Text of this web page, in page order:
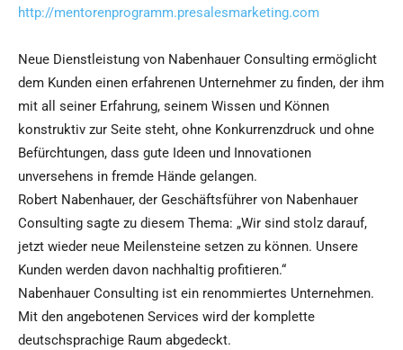
http://mentorenprogramm.presalesmarketing.com
Neue Dienstleistung von Nabenhauer Consulting ermöglicht
dem Kunden einen erfahrenen Unternehmer zu finden, der ihm
mit all seiner Erfahrung, seinem Wissen und Können
konstruktiv zur Seite steht, ohne Konkurrenzdruck und ohne
Befürchtungen, dass gute Ideen und Innovationen
unversehens in fremde Hände gelangen.
Robert Nabenhauer, der Geschäftsführer von Nabenhauer
Consulting sagte zu diesem Thema: „Wir sind stolz darauf,
jetzt wieder neue Meilensteine setzen zu können. Unsere
Kunden werden davon nachhaltig profitieren.“
Nabenhauer Consulting ist ein renommiertes Unternehmen.
Mit den angebotenen Services wird der komplette
deutschsprachige Raum abgedeckt.